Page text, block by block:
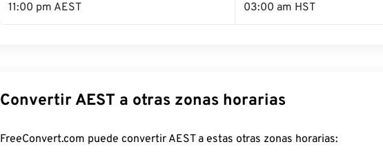
11:00 pm AEST 03:00 am HST
Convertir AEST a otras zonas horarias
FreeConvert.com puede convertir AEST a estas otras zonas horarias: